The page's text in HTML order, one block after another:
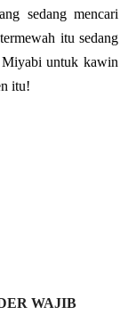
sedang mencari
itu sedang
Miyabi untuk kawin
itu!
WAJIB